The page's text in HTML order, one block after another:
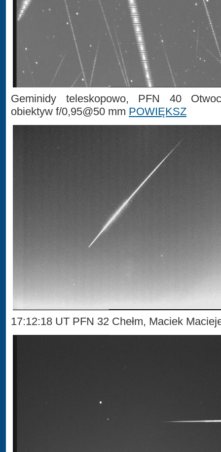
Geminidy teleskopowo, PFN 40
obiektyw f/0,95@50 mm POWIĘKSZ
17:12:18 UT PFN 32 Chełm, Maciek